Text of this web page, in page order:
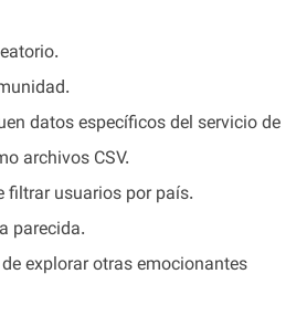
datos específicos del servicio de
archivos CSV.
filtrar usuarios por país.
parecida.
explorar otras emocionantes